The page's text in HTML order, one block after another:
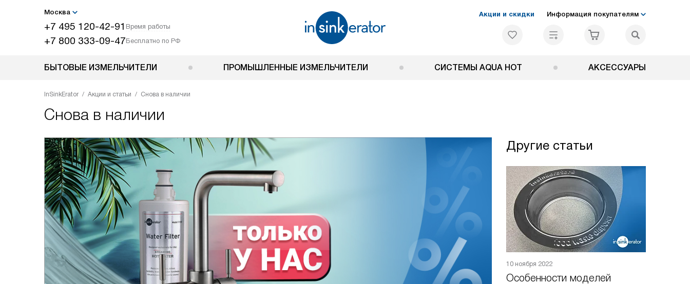
Москва
+7 495 120-42-91 Время работы
+7 800 333-09-47Бесплатно по РФ
Акции и скидки Информация покупателям
БЫТОВЫЕ ИЗМЕЛЬЧИТЕЛИ ПРОМЫШЛЕННЫЕ ИЗМЕЛЬЧИТЕЛИ СИСТЕМЫ AQUA HOT АКСЕССУАРЫ
InSinkErator Акции и статьи Снова в наличии
Снова в наличии
Другие статьи
10 ноября 2022
Особенности моделей